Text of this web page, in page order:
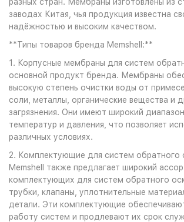
заводах Китая, чья продукция известна
надёжностью и высоким качеством.
**Типы товаров бренда Memshell:**
1. Корпусные мембраны для систем
основной продукт бренда. Мембраны
высокую степень очистки воды от
соли, металлы, органические вещества и
загрязнения. Они имеют широкий
температур и давления, что позволяет
различных условиях.
2. Комплектующие для систем обратного
Memshell также предлагает широкий
комплектующих для систем обратного
трубки, клапаны, уплотнительные
детали. Эти комплектующие
работу систем и продлевают их срок